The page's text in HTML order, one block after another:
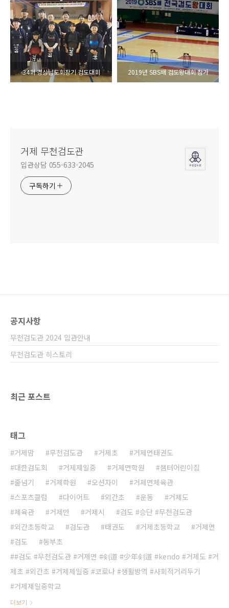
34회 경상남도회장기 검도대회 2019년 SBS배 검도왕대회 참가
거제 무천검도관
입관상담 055-633-2045
구독하기
공지사항
무천검도관 2024 입관안내
무천검도관 히스토리
최근 포스트
태그
거제맘 무천검도관 거제초
거제면태권도
대한검도회
거제제일중 거제면학원
샘터어린이집
줄넘기
거제학원 오션자이
거제면체육관
스포츠클럽
다이어트 외간초 운동
거제도
체육관
거제만 거제시
검도 #승단 #무천검도관
외간초등학교
검도관 태권도 거제초등학교
거제면
검도
동부초
#검도 #무천검도관 #거제면 #剣道 #少年剣道 #kendo #거제도 #거
제초 #외간초 #거제제일중 #코로나 #생활방역 #사회적거리두기
거제제일중학교
더보기